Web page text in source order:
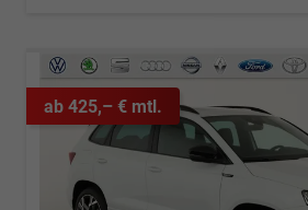
ab 425,– € mtl.